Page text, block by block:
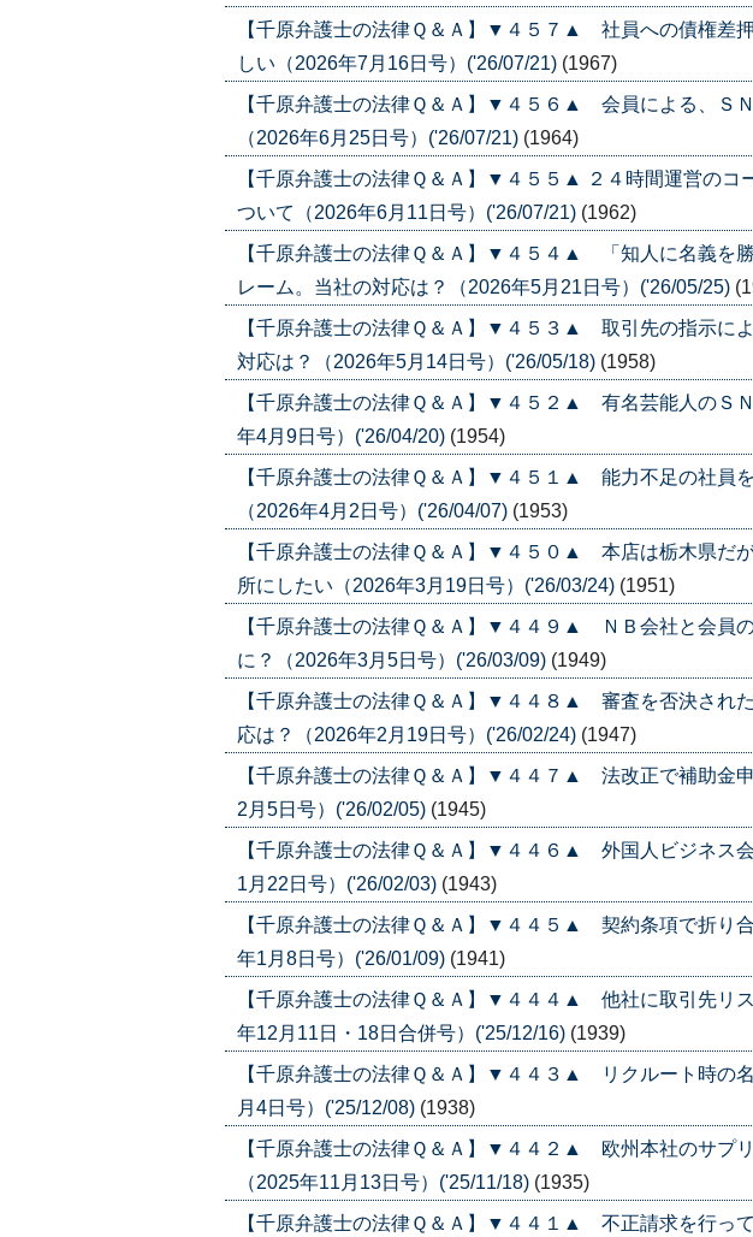
【千原弁護士の法律Ｑ＆Ａ】▼４５７▲ 社員への債権差
しい（2026年7月16日号）('26/07/21) (1967)
【千原弁護士の法律Ｑ＆Ａ】▼４５６▲ 会員による、Ｓ
（2026年6月25日号）('26/07/21) (1964)
【千原弁護士の法律Ｑ＆Ａ】▼４５５▲ ２４時間運営のコ
ついて（2026年6月11日号）('26/07/21) (1962)
【千原弁護士の法律Ｑ＆Ａ】▼４５４▲ 「知人に名義を
レーム。当社の対応は？（2026年5月21日号）('26/05/25)
【千原弁護士の法律Ｑ＆Ａ】▼４５３▲ 取引先の指示に
対応は？（2026年5月14日号）('26/05/18) (1958)
【千原弁護士の法律Ｑ＆Ａ】▼４５２▲ 有名芸能人のＳ
年4月9日号）('26/04/20) (1954)
【千原弁護士の法律Ｑ＆Ａ】▼４５１▲ 能力不足の社員
（2026年4月2日号）('26/04/07) (1953)
【千原弁護士の法律Ｑ＆Ａ】▼４５０▲ 本店は栃木県だ
所にしたい（2026年3月19日号）('26/03/24) (1951)
【千原弁護士の法律Ｑ＆Ａ】▼４４９▲ ＮＢ会社と会員
に？（2026年3月5日号）('26/03/09) (1949)
【千原弁護士の法律Ｑ＆Ａ】▼４４８▲ 審査を否決され
応は？（2026年2月19日号）('26/02/24) (1947)
【千原弁護士の法律Ｑ＆Ａ】▼４４７▲ 法改正で補助金
2月5日号）('26/02/05) (1945)
【千原弁護士の法律Ｑ＆Ａ】▼４４６▲ 外国人ビジネス
1月22日号）('26/02/03) (1943)
【千原弁護士の法律Ｑ＆Ａ】▼４４５▲ 契約条項で折り
年1月8日号）('26/01/09) (1941)
【千原弁護士の法律Ｑ＆Ａ】▼４４４▲ 他社に取引先リ
年12月11日・18日合併号）('25/12/16) (1939)
【千原弁護士の法律Ｑ＆Ａ】▼４４３▲ リクルート時の
月4日号）('25/12/08) (1938)
【千原弁護士の法律Ｑ＆Ａ】▼４４２▲ 欧州本社のサプ
（2025年11月13日号）('25/11/18) (1935)
【千原弁護士の法律Ｑ＆Ａ】▼４４１▲ 不正請求を行っ